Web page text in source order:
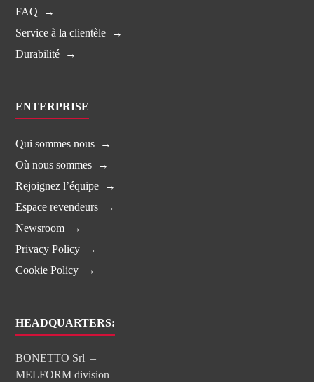
FAQ
Service à la clientèle
Durabilité
ENTERPRISE
Qui sommes nous
Où nous sommes
Rejoignez l’équipe
Espace revendeurs
Newsroom
Privacy Policy
Cookie Policy
HEADQUARTERS:
BONETTO Srl –
MELFORM division